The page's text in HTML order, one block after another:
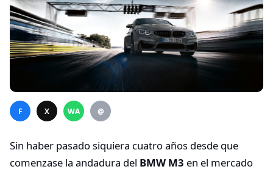
F X WA @
Sin haber pasado siquiera cuatro años desde que
comenzase la andadura del BMW M3 en el mercado